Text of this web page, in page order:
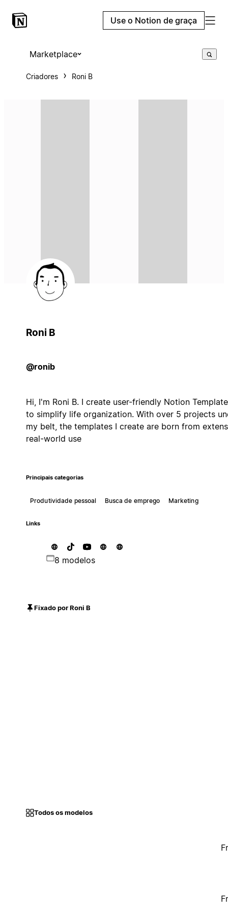
Use o Notion de graça
Marketplace
Criadores Roni B
Roni B
@ronib
Hi, I'm Roni B. I create user-friendly Notion
to simplify life organization. With over 5 projects
my belt, the templates I create are born from
real-world use
Principais categorias
Produtividade pessoal Busca de emprego Marketing
Links
8 modelos
Fixado por Roni B
Todos os modelos